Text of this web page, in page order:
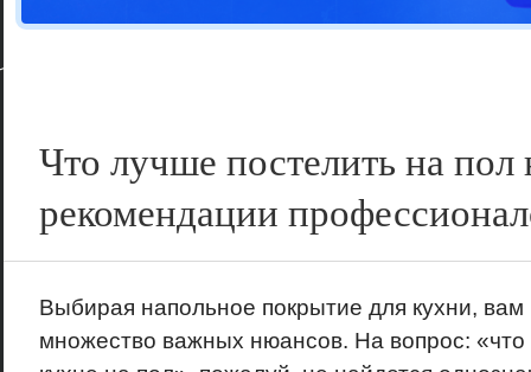
Что лучше постелить на
рекомендации
Выбирая напольное покрытие для кухни, вам
множество важных нюансов. На вопрос: «что